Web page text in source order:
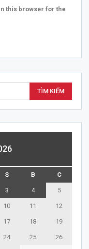
this browser for the
S B C
3 4 5
10 11 12
17 18 19
24 25 26